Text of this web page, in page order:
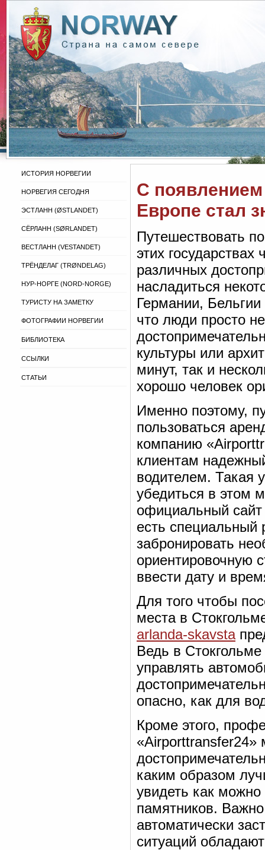
ИСТОРИЯ НОРВЕГИИ
НОРВЕГИЯ СЕГОДНЯ
ЭСТЛАНН (ØSTLANDET)
СЁРЛАНН (SØRLANDET)
ВЕСТЛАНН (VESTANDET)
ТРЁНДЕЛАГ (TRØNDELAG)
НУР-НОРГЕ (NORD-NORGE)
ТУРИСТУ НА ЗАМЕТКУ
ФОТОГРАФИИ НОРВЕГИИ
БИБЛИОТЕКА
ССЫЛКИ
СТАТЬИ
С
Европе стал
Путешествовать
этих
различных
насладиться
Германии,
что люди просто
культуры или
минут, так и
хорошо человек
Именно поэтому,
пользоваться
компанию
клиентам
водителем. Такая
убедиться в этом
официальный
есть специальный
забронировать
ориентировочную
ввести дату и
Для того чтобы
места в
arlanda-skavsta
Ведь в
управлять
опасно, как для
Кроме этого,
«Airporttransfer24»
каким образом
увидеть как
памятников.
автоматически
ситуаций